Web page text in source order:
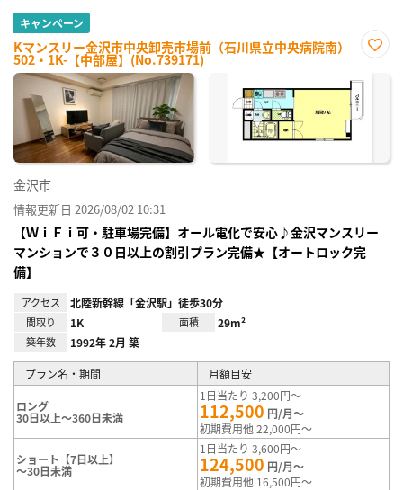
キャンペーン
Kマンスリー金沢市中央卸売市場前（石川県立中央病院南）
502・1K-【中部屋】(No.739171)
に入
金沢市
情報更新日 2026/08/02 10:31
【ＷｉＦｉ可・駐車場完備】オール電化で安心♪金沢マンスリー
マンションで３０日以上の割引プラン完備★【オートロック完
備】
アクセス 北陸新幹線「金沢駅」徒歩30分
間取り 1K 面積 29m²
築年数 1992年 2月 築
プラン名・期間 月額目安
ロング
30日以上～360日未満
1日当たり 3,200円～
112,500 円/月～
初期費用他 22,000円～
ショート【7日以上】
～30日未満
1日当たり 3,600円～
124,500 円/月～
初期費用他 16,500円～